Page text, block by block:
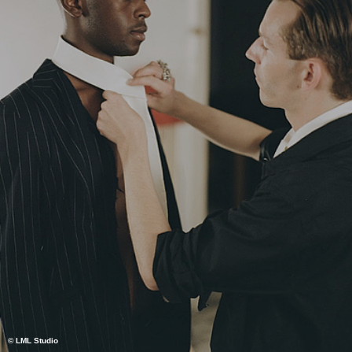
© LML Studio